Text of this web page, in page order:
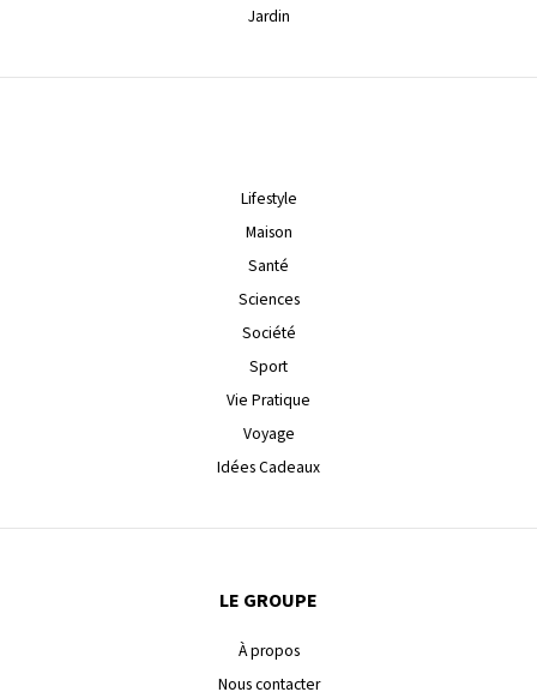
Jardin
Lifestyle
Maison
Santé
Sciences
Société
Sport
Vie Pratique
Voyage
Idées Cadeaux
LE GROUPE
À propos
Nous contacter